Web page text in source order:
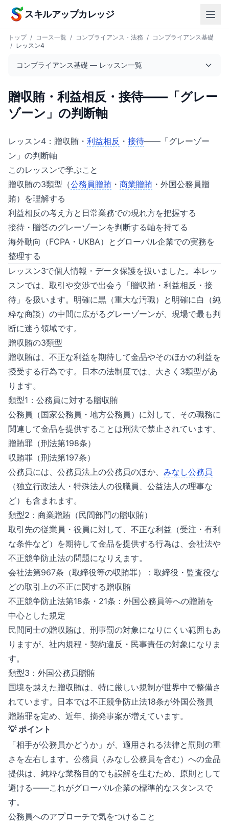
本文へスキップ
スキルアップカレッジ
トップ / コース一覧 / コンプライアンス・法務 / コンプライアンス基礎
/ レッスン4
コンプライアンス基礎 — レッスン一覧
贈収賄・利益相反・接待——「グレー
ゾーン」の判断軸
レッスン4：贈収賄・ 利益相反 ・ 接待——「グレーゾー
ン」の判断軸
このレッスンで学ぶこと
贈収賄の3類型（公務員贈賄 ・ 商業贈賄 ・外国公務員贈
賄）を理解する
利益相反の考え方と日常業務での現れ方を把握する
接待・贈答のグレーゾーンを判断する軸を持てる
海外動向（FCPA・UKBA）とグローバル企業での実務を
整理する
レッスン3で個人情報・データ保護を扱いました。本レッ
スンでは、取引や交渉で出会う「贈収賄・利益相反・接
待」を扱います。明確に黒（重大な汚職）と明確に白（純
粋な商談）の中間に広がるグレーゾーンが、現場で最も判
断に迷う領域です。
贈収賄の3類型
贈収賄は、不正な利益を期待して金品やそのほかの利益を
授受する行為です。日本の法制度では、大きく3類型があ
ります。
類型1：公務員に対する贈収賄
公務員（国家公務員・地方公務員）に対して、その職務に
関連して金品を提供することは刑法で禁止されています。
贈賄罪（刑法第198条）
収賄罪（刑法第197条）
公務員には、公務員法上の公務員のほか、 みなし公務員
（独立行政法人・特殊法人の役職員、公益法人の理事な
ど）も含まれます。
類型2：商業贈賄（民間部門の贈収賄）
取引先の従業員・役員に対して、不正な利益（受注・有利
な条件など）を期待して金品を提供する行為は、会社法や
不正競争防止法の問題になりえます。
会社法第967条（取締役等の収賄罪）：取締役・監査役な
どの取引上の不正に関する贈収賄
不正競争防止法第18条・21条：外国公務員等への贈賄を
中心とした規定
民間同士の贈収賄は、刑事罰の対象になりにくい範囲もあ
りますが、社内規程・契約違反・民事責任の対象になりま
す。
類型3：外国公務員贈賄
国境を越えた贈収賄は、特に厳しい規制が世界中で整備さ
れています。日本では不正競争防止法18条が外国公務員
贈賄罪を定め、近年、摘発事案が増えています。
💡 ポイント
「相手が公務員かどうか」が、適用される法律と罰則の重
さを左右します。公務員（みなし公務員を含む）への金品
提供は、純粋な業務目的でも誤解を生むため、原則として
避ける——これがグローバル企業の標準的なスタンスで
す。
公務員へのアプローチで気をつけること